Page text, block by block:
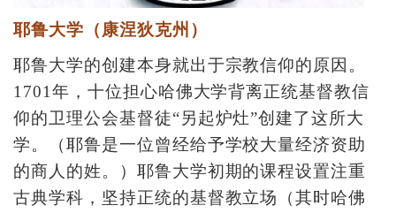
耶鲁大学（康涅狄克州）
耶鲁大学的创建本身就出于宗教信仰的原因。
1701年，十位担心哈佛大学背离正统基督教信
仰的卫理公会基督徒“另起炉灶”创建了这所大
学。（耶鲁是一位曾经给予学校大量经济资助
的商人的姓。）耶鲁大学初期的课程设置注重
古典学科，坚持正统的基督教立场（其时哈佛